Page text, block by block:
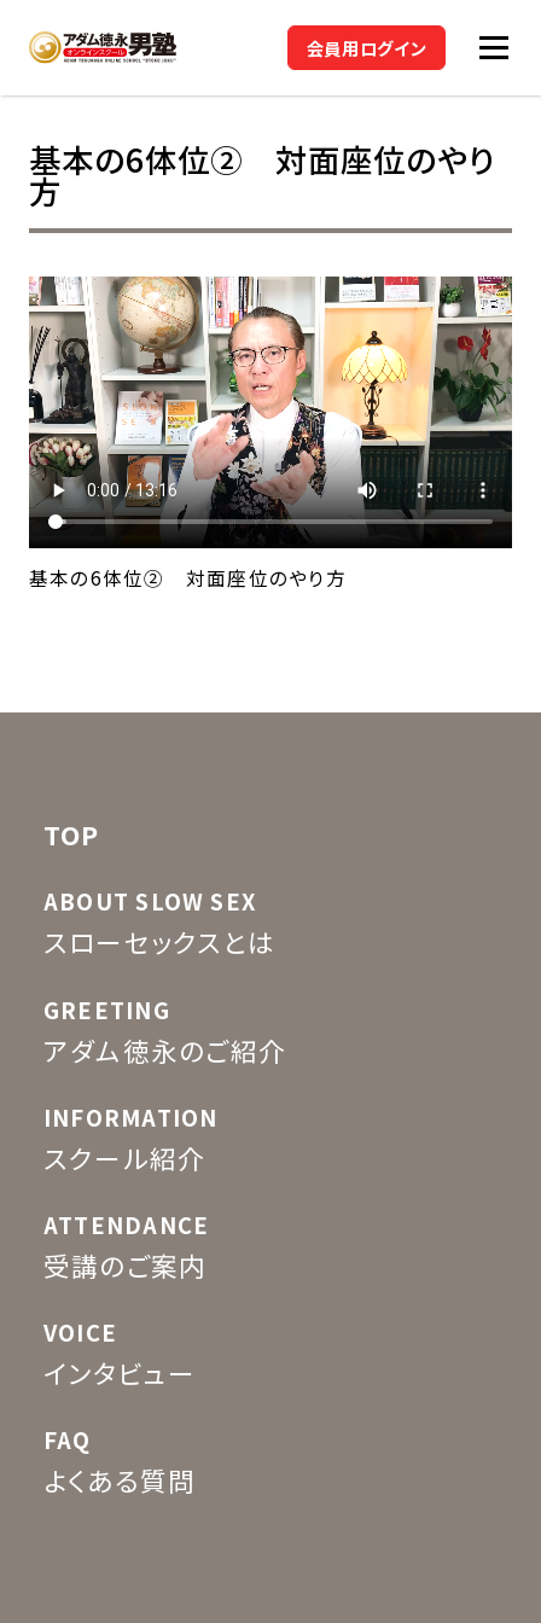
会員用ログイン
基本の6体位② 対面座位のやり
方
基本の6体位② 対面座位のやり方
TOP
ABOUT SLOW SEX
スローセックスとは
GREETING
アダム徳永のご紹介
INFORMATION
スクール紹介
ATTENDANCE
受講のご案内
VOICE
インタビュー
FAQ
よくある質問